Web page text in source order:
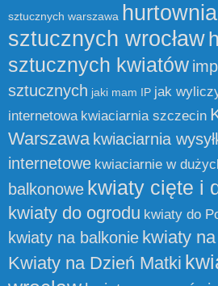
sztucznych warszawa
sztucznych wrocław
sztucznych kwiatów
sztucznych jaki mam IP jak
internetowa kwiaciarnia szczecin
Warszawa kwiaciarnia
internetowe kwiaciarnie w
balkonowe kwiaty cięte i
kwiaty do ogrodu kwiaty do
kwiaty na balkonie kwiaty
Kwiaty na Dzień Matki